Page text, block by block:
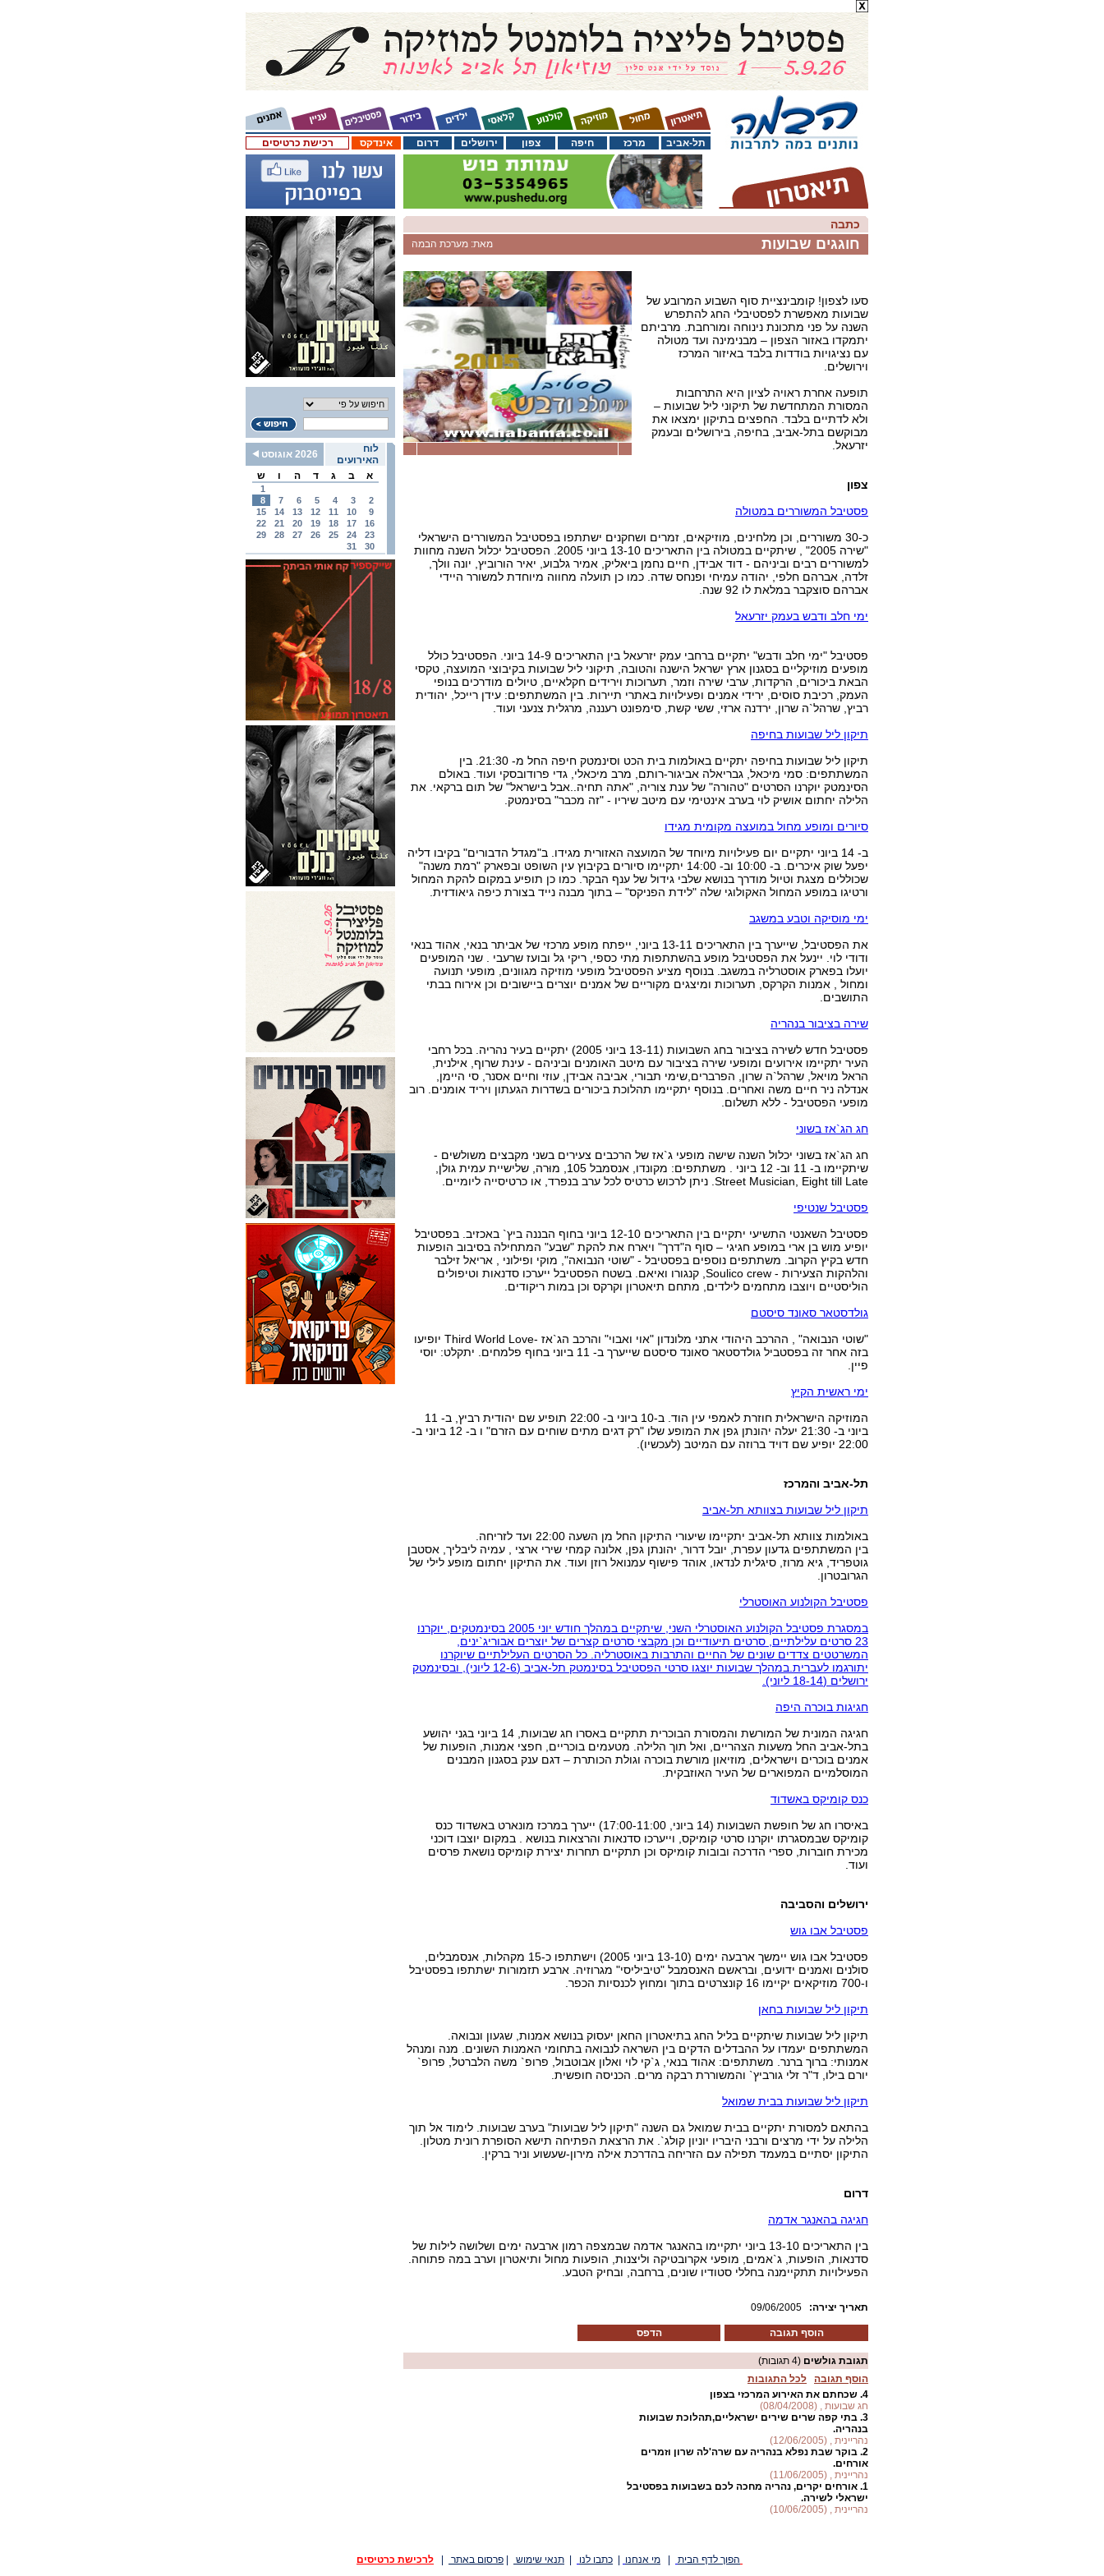
רכישת כרטיסים אינדקס דרום ירושלים צפון חיפה מרכז תל-אביב
לוח
האירועים
2026 אוגוסט
א
ב ג ד ה ו ש
1
2
3
4
5
6
7
8
9
10
11
12
13
14
15
16
17
18
19
20
21
22
23
24
25
26
27
28
29
30
31
כתבה
מאת: מערכת הבמה חוגגים שבועות
סעו לצפון! קומבינציית סוף השבוע המרובע של
שבועות מאפשרת לפסטיבלי החג להתפרש
השנה על פני מתכונת נינוחה ומורחבת. מרביתם
יתמקדו באזור הצפון – מבנימינה ועד מטולה
עם נציגויות בודדות בלבד באיזור המרכז
וירושלים.
תופעה אחרת ראויה לציון היא התרחבות
המסורת המתחדשת של תיקוני ליל שבועות –
ולא לדתיים בלבד. החפצים בתיקון ימצאו את
מבוקשם בתל-אביב, בחיפה, בירושלים ובעמק
יזרעאל.
צפון
פסטיבל המשוררים במטולה
כ-30 משוררים, וכן מלחינים, מוזיקאים, זמרים ושחקנים ישתתפו בפסטיבל המשוררים הישראלי
"שירה 2005" , שיתקיים במטולה בין התאריכים 13-10 ביוני 2005. הפסטיבל יכלול השנה מחוות
למשוררים רבים וביניהם - דוד אבידן, חיים נחמן ביאליק, אמיר גלבוע, יאיר הורוביץ, יונה וולך,
זלדה, אברהם חלפי, יהודה עמיחי ופנחס שדה. כמו כן תועלה מחווה מיוחדת למשורר היידי
אברהם סוצקבר במלאת לו 92 שנה.
ימי חלב ודבש בעמק יזרעאל
פסטיבל "ימי חלב ודבש" יתקיים ברחבי עמק יזרעאל בין התאריכים 14-9 ביוני. הפסטיבל כולל
מופעים מוזיקליים בסגנון ארץ ישראל הישנה והטובה, תיקוני ליל שבועות בקיבוצי המועצה, טקסי
הבאת ביכורים, הרקדות, ערבי שירה וזמר, תערוכות וירידים חקלאיים, טיולים מודרכים בנופי
העמק, רכיבת סוסים, ירידי אמנים ופעילויות באתרי תיירות. בין המשתתפים: עידן רייכל, יהודית
רביץ, שרהל`ה שרון, ירדנה ארזי, ששי קשת, סימפונט רעננה, מרגלית צנעני ועוד.
תיקון ליל שבועות בחיפה
תיקון ליל שבועות בחיפה יתקיים באולמות בית הכט וסינמטק חיפה החל מ- 21:30. בין
המשתתפים: סמי מיכאל, גבריאלה אביגור-רותם, מרב מיכאלי, גדי פרודובסקי ועוד. באולם
הסינמטק יוקרנו הסרטים "טהורה" של ענת צוריה, "אתה תחיה..אבל בישראל" של תום ברקאי. את
הלילה יחתום אושיק לוי בערב אינטימי עם מיטב שיריו - "זה מכבר" בסינמטק.
סיורים ומופע מחול במועצה מקומית מגידו
ב- 14 ביוני יתקיים יום פעילויות מיוחד של המועצה האזורית מגידו. ב"מגדל הדבורים" בקיבו דליה
יפעל שוק איכרים. ב- 10:00 וב- 14:00 יתקיימו סיורים בקיבוץ עין השופט ובפארק "רמת משנה"
שכוללים מצגת וטיול מודרך בנושא שלבי גידול של ענף הבקר. כמו כן תופיע במקום להקת המחול
ורטיגו במופע המחול האקולוגי שלה "לידת הפניקס" – בתוך מבנה נייד בצורת כיפה גיאודזית.
ימי מוסיקה וטבע במשגב
את הפסטיבל, שייערך בין התאריכים 13-11 ביוני, ייפתח מופע מרכזי של אביתר בנאי, אהוד בנאי
ודודי לוי. יינעל את הפסטיבל מופע בהשתתפות מתי כספי, ריקי גל ובועז שרעבי . שני המופעים
יועלו בפארק אוסטרליה במשגב. בנוסף מציע הפסטיבל מופעי מוזיקה מגוונים, מופעי תנועה
ומחול , אמנות הקרקס, תערוכות ומיצגים מקוריים של אמנים יוצרים ביישובים וכן אירוח בבתי
התושבים.
שירה בציבור בנהריה
פסטיבל חדש לשירה בציבור בחג השבועות (13-11 ביוני 2005) יתקיים בעיר נהריה. בכל רחבי
העיר יתקיימו אירועים ומופעי שירה בציבור עם מיטב האומנים וביניהם - עינת שרוף, אילנית,
הראל מויאל, שרהל`ה שרון, הפרברים,שימי תבורי, אביבה אבידן, עוזי וחיים אסנר, סי היימן,
אנדלה ניר חיים משה ואחרים. בנוסף יתקיימו תהלוכת ביכורים בשדרות הגעתון ויריד אומנים. רוב
מופעי הפסטיבל - ללא תשלום.
חג הג`אז בשוני
חג הג`אז בשוני יכלול השנה שישה מופעי ג`אז של הרכבים צעירים בשני מקבצים משולשים -
שיתקיימו ב- 11 וב- 12 ביוני . משתתפים: מקונדו, אנסמבל 105, מוּרה, שלישיית עמית גולן,
Street Musician, Eight till Late. ניתן לרכוש כרטיס לכל ערב בנפרד, או כרטיסייה ליומיים.
פסטיבל שנטיפי
פסטיבל השאנטי התשיעי יתקיים בין התאריכים 12-10 ביוני בחוף הבננה ביץ` באכזיב. בפסטיבל
יופיע מוש בן ארי במופע חגיגי – סוף ה"דרך" ויארח את להקת "שבע" המתחילה בסיבוב הופעות
חדש בקיץ הקרוב. משתתפים נוספים בפסטיבל - "שוטי הנבואה", מוקי ופילוני , אריאל זילבר
והלהקות הצעירות - Soulico crew, קנגורו ואיאם. בשטח הפסטיבל ייערכו סדנאות וטיפולים
הוליסטיים ויוצבו מתחמים לילדים, מתחם תיאטרון וקרקס וכן במות ריקודים.
גולדסטאר סאונד סיסטם
"שוטי הנבואה" , ההרכב היהודי אתני מלונדון "אוי ואבוי" והרכב הג`אז -Third World Love יופיעו
בזה אחר זה בפסטביל גולדסטאר סאונד סיסטם שייערך ב- 11 ביוני בחוף פלמחים. יתקלט: יוסי
פיין.
ימי ראשית הקיץ
המוזיקה הישראלית חוזרת לאמפי עין הוד. ב-10 ביוני ב- 22:00 תופיע שם יהודית רביץ, ב- 11
ביוני ב- 21:30 יעלה יהונתן גפן את המופע שלו "רק דגים מתים שוחים עם הזרם" ו ב- 12 ביוני ב-
22:00 יופיע שם דויד ברוזה עם המיטב (לעכשיו).
תל-אביב והמרכז
תיקון ליל שבועות בצוותא תל-אביב
באולמות צוותא תל-אביב יתקיימו שיעורי התיקון החל מן השעה 22:00 ועד לזריחה.
בין המשתתפים גדעון עפרת, יובל דרור, יהונתן גפן, אלונה קמחי שירי ארצי , עמיה ליבליך, אסטבן
גוטפריד, גיא מרוז, סיגלית לנדאו, אוהד פישוף עמנואל רוזן ועוד. את התיקון יחתום מופע לילי של
הגרובטרון.
פסטיבל הקולנוע האוסטרלי
במסגרת פסטיבל הקולנוע האוסטרלי השני, שיתקיים במהלך חודש יוני 2005 בסינמטקים, יוקרנו
23 סרטים עלילתיים, סרטים תיעודיים וכן מקבצי סרטים קצרים של יוצרים אבוריג`ינים,
המשרטטים צדדים שונים של החיים והתרבות באוסטרליה. כל הסרטים העלילתיים שיוקרנו
יתורגמו לעברית.במהלך שבועות יוצגו סרטי הפסטיבל בסינמטק תל-אביב (12-6 ליוני), ובסינמטק
ירושלים (18-14 ליוני).
חגיגות בוכרה היפה
חגיגה המונית של המורשת והמסורת הבוכרית תתקיים באסרו חג שבועות, 14 ביוני בגני יהושע
בתל-אביב החל משעות הצהריים, ואל תוך הלילה. מטעמים בוכריים, חפצי אמנות, הופעות של
אמנים בוכרים וישראלים, מוזיאון מורשת בוכרה וגולת הכותרת – דגם ענק בסגנון המבנים
המוסלמיים המפוארים של העיר האוזבקית.
כנס קומיקס באשדוד
באיסרו חג של חופשת השבועות (14 ביוני, 17:00-11:00) ייערך במרכז מונארט באשדוד כנס
קומיקס שבמסגרתו יוקרנו סרטי קומיקס, וייערכו סדנאות והרצאות בנושא . במקום יוצבו דוכני
מכירת חוברות, ספרי הדרכה ובובות קומיקס וכן תתקיים תחרות יצירת קומיקס נושאת פרסים
ועוד.
ירושלים והסביבה
פסטיבל אבו גוש
פסטיבל אבו גוש יימשך ארבעה ימים (13-10 ביוני 2005) וישתתפו כ-15 מקהלות, אנסמבלים,
סולנים ואמנים ידועים, ובראשם האנסמבל "טיביליסי" מגרוזיה. ארבע תזמורות ישתתפו בפסטיבל
ו-700 מוזיקאים יקיימו 16 קונצרטים בתוך ומחוץ לכנסיות הכפר.
תיקון ליל שבועות בחאן
תיקון ליל שבועות שיתקיים בליל החג בתיאטרון החאן יעסוק בנושא אמנות, שגעון ונבואה.
המשתתפים יעמדו על ההבדלים הדקים בין השראה לנבואה בתחומי האמנות השונים. מנה ומנהל
אמנותי: ברוך ברנר. משתתפים: אהוד בנאי, ג`קי לוי ואלון אבוטבול, פרופ` משה הלברטל, פרופ`
יורם בילו, ד"ר זלי גורביץ` והמשוררת רבקה מרים. הכניסה חופשית.
תיקון ליל שבועות בבית שמואל
בהתאם למסורת יתקיים בבית שמואל גם השנה "תיקון ליל שבועות" בערב שבועות. לימוד אל תוך
הלילה על ידי מרצים ורבני היבריו יוניון קולג`. את הרצאת הפתיחה תישא הסופרת רונית מטלון.
התיקון יסתיים במעמד תפילה עם הזריחה בהדרכת אילה מירון-שעשוע וניר ברקין.
דרום
חגיגה בהאנגר אדמה
בין התאריכים 13-10 ביוני יתקיימו בהאנגר אדמה שבמצפה רמון ארבעה ימים ושלושה לילות של
סדנאות, הופעות, ג`אמים, מופעי אקרובטיקה וליצנות, הופעות מחול ותיאטרון וערב במה פתוחה.
הפעילויות תתקיימנה בחללי סטודיו שונים, ברחבה, ובחיק הטבע.
09/06/2005 :תאריך יצירה
הדפס הוסף תגובה
תגובת גולשים (4 תגובות)
הוסף תגובה
לכל התגובות
4. שכחתם את האירוע המרכזי בצפון
חג שבועות , (08/04/2008)
3. בתי קפה שרים שירים ישראליים,תהלוכת שבועות
בנהריה.
נהריינית , (12/06/2005)
2. בוקר שבת נפלא בנהריה עם שרה'לה שרון וזמרים
אורחים.
נהריינית , (11/06/2005)
1. אורחים יקרים, נהריה מחכה לכם בשבועות בפסטיבל
ישראלי לשירה.
נהריינית , (10/06/2005)
הפוך לדף הבית מי אנחנו כתבו לנו תנאי שימוש פרסום באתר
לרכישת כרטיסים